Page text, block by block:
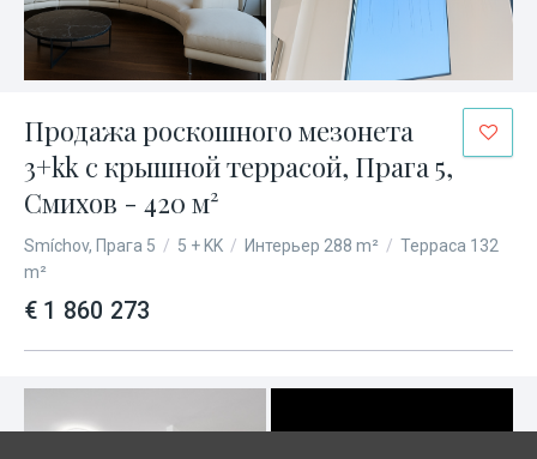
Продажа роскошного мезонета
3+kk с крышной террасой, Прага 5,
Смихов - 420 м²
Smíchov, Прага 5 / 5 + KK / Интерьер 288 m² / Терраса 132
m²
€ 1 860 273